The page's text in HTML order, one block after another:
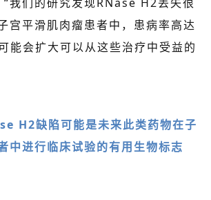
宫平滑肌肉瘤患者中，患病率高达
能会扩大可以从这些治疗中受益的
H2缺陷可能是未来此类药物在子
中进行临床试验的有用生物标志